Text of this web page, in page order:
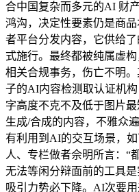
合中国复杂而多元的AI 财
鸿沟，决定性要素仍是商
者平台分发内容，它供给
式施行。最终都被纯属虚
相关合规事务，伤亡不明。
子的AI内容检测取认证机
字高度不克不及低于图片
生成/合成的内容，不雅众
有利用到AI的交互场景，
人、专栏做者佘明所言：“
无法等闲分辩面前的工具
吸引力势必下降。AI次要